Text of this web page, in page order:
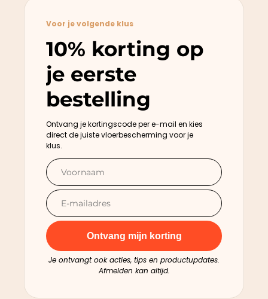
Voor je volgende klus
10% korting op
je eerste
bestelling
Ontvang je kortingscode per e-mail en kies
direct de juiste vloerbescherming voor je
klus.
Ontvang mijn korting
Je ontvangt ook acties, tips en productupdates.
Afmelden kan altijd.